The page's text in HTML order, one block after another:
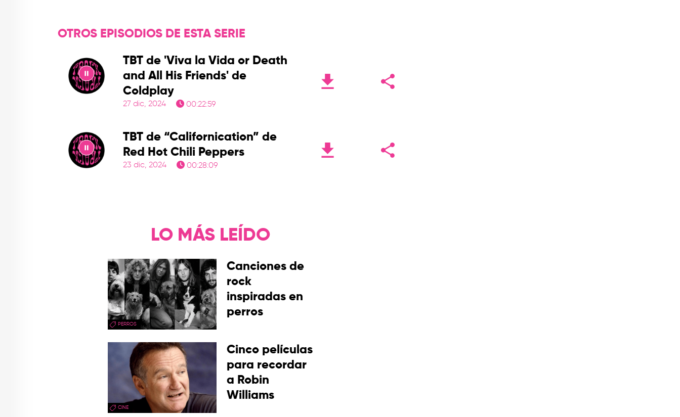
OTROS EPISODIOS DE ESTA SERIE
TBT de 'Viva la Vida or Death
and All His Friends' de
Coldplay
27 dic, 2024 00:22:59
TBT de “Californication” de
Red Hot Chili Peppers
23 dic, 2024 00:28:09
LO MÁS LEÍDO
PERROS
Canciones de
rock
inspiradas en
perros
CINE
Cinco películas
para recordar
a Robin
Williams